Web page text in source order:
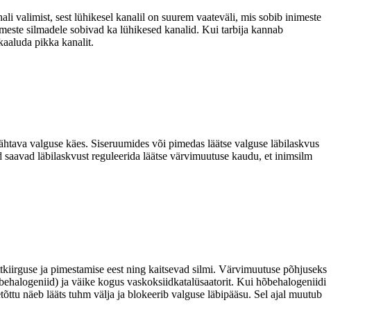
valimist, sest lühikesel kanalil on suurem vaateväli, mis sobib inimeste
silmadele sobivad ka lühikesed kanalid. Kui tarbija kannab
pikka kanalit.
valguse käes. Siseruumides või pimedas läätse valguse läbilaskvus
läbilaskvust reguleerida läätse värvimuutuse kaudu, et inimsilm
ja pimestamise eest ning kaitsevad silmi. Värvimuutuse põhjuseks
ja väike kogus vaskoksiidkatalüsaatorit. Kui hõbehalogeniidi
näeb lääts tuhm välja ja blokeerib valguse läbipääsu. Sel ajal muutub